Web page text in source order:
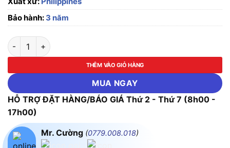
Bảo hành: 3 năm
Bộ lưu điện APC Smart SRT6KRMXLI (6000VA/6000W) số
THÊM VÀO GIỎ HÀNG
MUA NGAY
HỖ TRỢ ĐẶT HÀNG/BÁO GIÁ Thứ 2 - Thứ 7 (8h00 -
17h00)
Mr. Cường (0779.008.018)